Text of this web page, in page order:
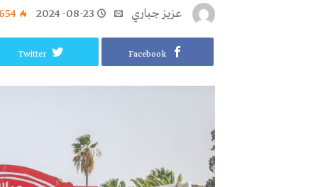
عزيز جباري 2024-08-23
654
Facebook
Twitter